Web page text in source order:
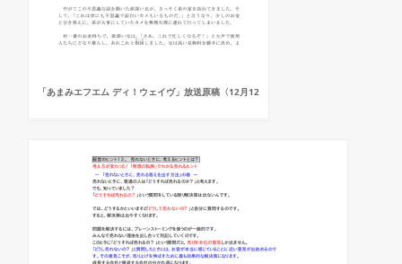
「あまみエフエム ディ！ウェイヴ」放送原稿〈12月12